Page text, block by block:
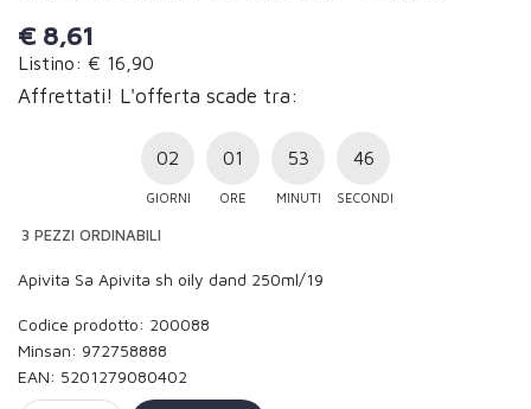
€ 8,61
Listino: € 16,90
Affrettati! L'offerta scade tra:
02
GIORNI
01
ORE
53
MINUTI
45
SECONDI
3 PEZZI ORDINABILI
Apivita Sa Apivita sh oily dand 250ml/19
Codice prodotto: 200088
Minsan: 972758888
EAN: 5201279080402